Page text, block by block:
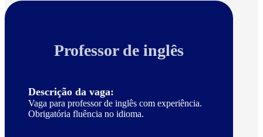
Professor de inglês
Descrição da vaga:
Vaga para professor de inglês com experiência.
Obrigatória fluência no idioma.